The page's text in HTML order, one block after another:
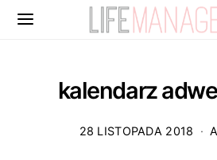
kalendarz
28 LISTOPADA 2018